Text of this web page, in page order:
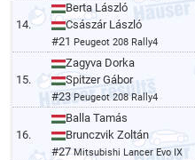
14.
Berta László
Császár László
#21 Peugeot 208 Rally4
15.
Zagyva Dorka
Spitzer Gábor
#23 Peugeot 208 Rally4
16.
Balla Tamás
Brunczvik Zoltán
#27Mitsubishi Lancer Evo IX